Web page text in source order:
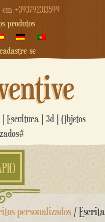
+393792313599
produtos
se
| 3d | Objetos
personalizados/ Escrita